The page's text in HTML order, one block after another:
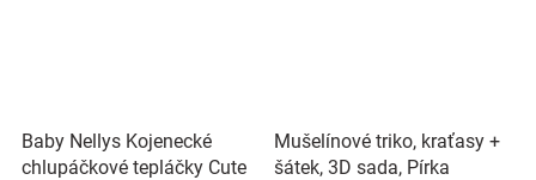
Baby Nellys Kojenecké
chlupáčkové tepláčky Cute
Mušelínové triko, kraťasy +
šátek, 3D sada, Pírka